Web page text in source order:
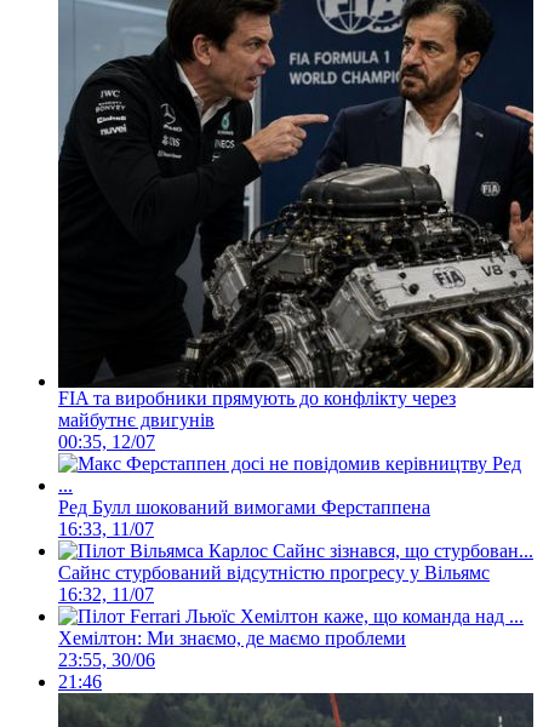
FIA та виробники прямують до конфлікту через
майбутнє двигунів
00:35, 12/07
Ред Булл шокований вимогами Ферстаппена
16:33, 11/07
Сайнс стурбований відсутністю прогресу у Вільямс
16:32, 11/07
Хемілтон: Ми знаємо, де маємо проблеми
23:55, 30/06
21:46